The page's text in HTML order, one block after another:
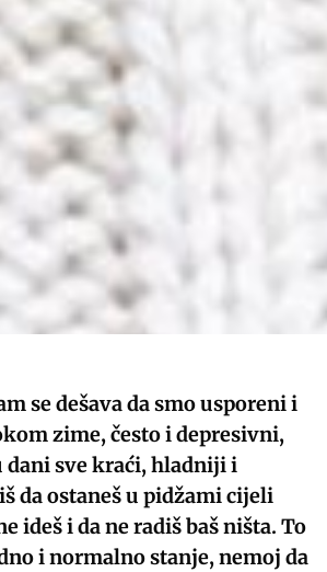
se dešava da smo usporeni i
zime, često i depresivni,
dani sve kraći, hladniji i
da ostaneš u pidžami cijeli
ideš i da ne radiš baš ništa. To
i normalno stanje, nemoj da